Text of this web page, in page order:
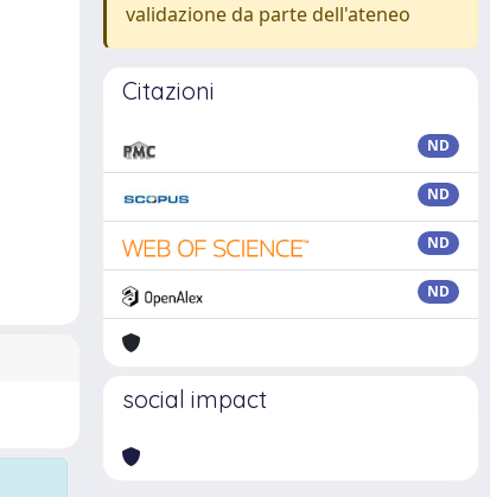
validazione da parte dell'ateneo
Citazioni
ND
ND
ND
ND
social impact